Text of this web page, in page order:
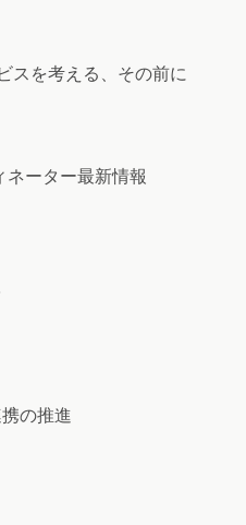
スを考える、その前に
ネーター最新情報
の推進